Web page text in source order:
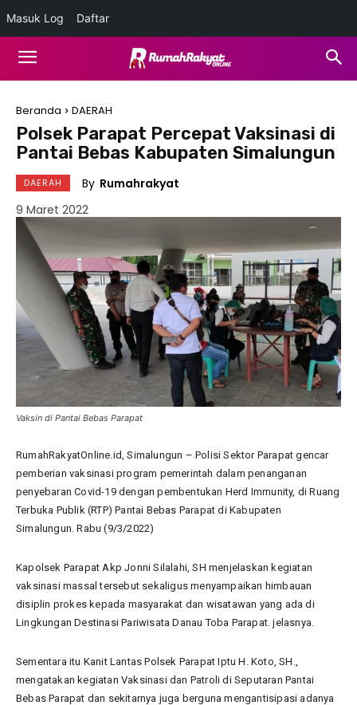
Beranda DAERAH
Polsek Parapat Percepat Vaksinasi di
Pantai Bebas Kabupaten Simalungun
DAERAH By Rumahrakyat
9 Maret 2022
Vaksin di Pantai Bebas Parapat
RumahRakyatOnline.id, Simalungun – Polisi Sektor Parapat gencar
pemberian vaksinasi program pemerintah dalam penanganan
penyebaran Covid-19 dengan pembentukan Herd Immunity, di Ruang
Terbuka Publik (RTP) Pantai Bebas Parapat di Kabupaten
Simalungun. Rabu (9/3/2022)
Kapolsek Parapat Akp Jonni Silalahi, SH menjelaskan kegiatan
vaksinasi massal tersebut sekaligus menyampaikan himbauan
disiplin prokes kepada masyarakat dan wisatawan yang ada di
Lingkungan Destinasi Pariwisata Danau Toba Parapat. jelasnya.
Sementara itu Kanit Lantas Polsek Parapat Iptu H. Koto, SH.,
mengatakan kegiatan Vaksinasi dan Patroli di Seputaran Pantai
Bebas Parapat dan sekitarnya juga berguna mengantisipasi adanya
Masuk Log Daftar